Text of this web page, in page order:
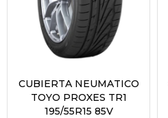
CUBIERTA NEUMATICO
TOYO PROXES TR1
195/55R15 85V